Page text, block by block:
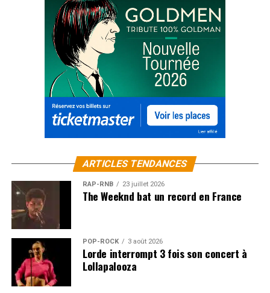
ARTICLES TENDANCES
RAP-RNB 23 juillet 2026
The Weeknd bat un record en France
POP-ROCK 3 août 2026
Lorde interrompt 3 fois son concert à
Lollapalooza